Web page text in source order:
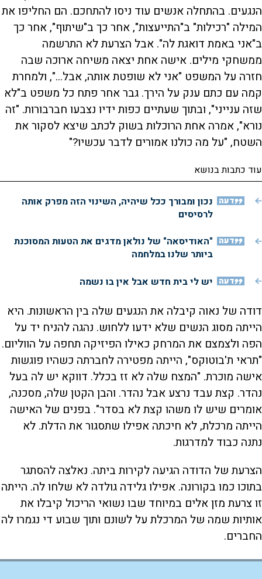
הנגעים. בהתחלה אנשים עוד ניסו להתחכם. הם החליפו את
המילה "רכילות" ב"התייעצות", אחר כך ב"שיתוף", אחר כך
ב"אני באמת דואגת לה". אבל הצרעת לא התרשמה
ממשחקי מילים. אישה אחת יצאה משיחה ארוכה שבה
חזרה על המשפט "אני לא שופטת אותה, אבל...", ולמחרת
קמה עם כתם ענק על הירך. גבר אחר פתח כל משפט ב"לא
שזה ענייני", ובתוך שעתיים כפות ידיו נצבעו חברבורות. "זה
נורא", אמרה אחת הרוכלות בשוק לכתב שיצא לסקור את
השטח, "על מה כולנו אמורים לדבר עכשיו?"
עוד כתבות בנושא
דעה נכון ומבורך ככל שיהיה, השינוי הזה מפרק אותה
לרסיסים
דעה "האודיסאה" של נולאן מדגים את הטעות המסוכנת
ביותר שלנו במלחמה
דעה יש לי בית חדש אבל אין בו נשמה
דודה של נאוה קיבלה את הנגעים שלה בין הראשונות. היא
הייתה מסוג הנשים שלא ידעו ללחוש. נהגה להניח יד על
הפה ולצמצם את המרחק כאילו הפיזיקה תחפה על הווליום.
"תראי ת'בוטוקס", הייתה מפטירה לחברתה כשהיו פוגשות
אישה מוכרת. "המצח שלה לא זז בכלל. דווקא יש לה בעל
נהדר. קצת עבד נרצע אבל נהדר. והבן הקטן שלה, מסכנה,
אומרים שיש לו משהו קצת לא בסדר". בפנים של האישה
הייתה מרכלת, לא חיכתה אפילו שתסגור את הדלת. לא
נתנה כבוד למדרגות.
הצרעת של הדודה הגיעה לקירות ביתה. נאלצה להסתגר
בתוכו כמו בקורונה. אפילו גלידה גולדה לא שלחו לה. הייתה
זו צרעת מזן אלים במיוחד שבו נשואי הריכול קיבלו את
אותיות שמה של המרכלת על לשונם ותוך שבוע די נגמרו לה
החברים.